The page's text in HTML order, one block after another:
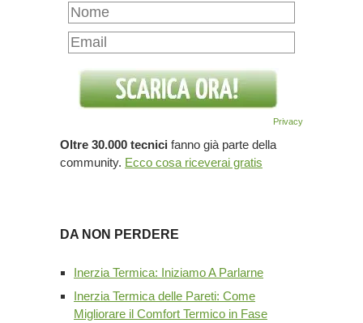
Privacy
Oltre 30.000 tecnici fanno già parte della
community. Ecco cosa riceverai gratis
DA NON PERDERE
Inerzia Termica: Iniziamo A Parlarne
Inerzia Termica delle Pareti: Come
Migliorare il Comfort Termico in Fase